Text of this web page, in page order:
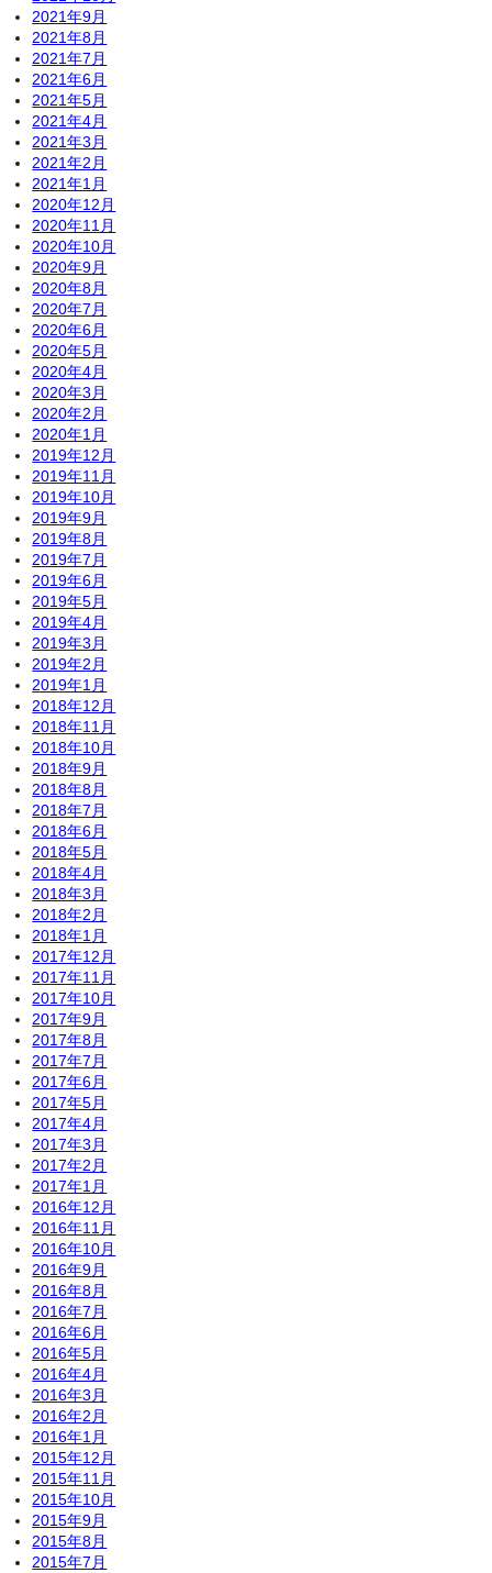
2021年9月
2021年8月
2021年7月
2021年6月
2021年5月
2021年4月
2021年3月
2021年2月
2021年1月
2020年12月
2020年11月
2020年10月
2020年9月
2020年8月
2020年7月
2020年6月
2020年5月
2020年4月
2020年3月
2020年2月
2020年1月
2019年12月
2019年11月
2019年10月
2019年9月
2019年8月
2019年7月
2019年6月
2019年5月
2019年4月
2019年3月
2019年2月
2019年1月
2018年12月
2018年11月
2018年10月
2018年9月
2018年8月
2018年7月
2018年6月
2018年5月
2018年4月
2018年3月
2018年2月
2018年1月
2017年12月
2017年11月
2017年10月
2017年9月
2017年8月
2017年7月
2017年6月
2017年5月
2017年4月
2017年3月
2017年2月
2017年1月
2016年12月
2016年11月
2016年10月
2016年9月
2016年8月
2016年7月
2016年6月
2016年5月
2016年4月
2016年3月
2016年2月
2016年1月
2015年12月
2015年11月
2015年10月
2015年9月
2015年8月
2015年7月